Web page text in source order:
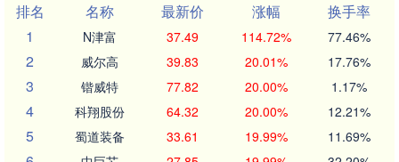
排名
名称 最新价 涨幅
换手率
1
N津富 37.49 114.72% 77.46%
2 威尔高 39.83 20.01% 17.76%
3 锴威特 77.82 20.00% 1.17%
4 科翔股份 64.32 20.00% 12.21%
5 蜀道装备 33.61 19.99% 11.69%